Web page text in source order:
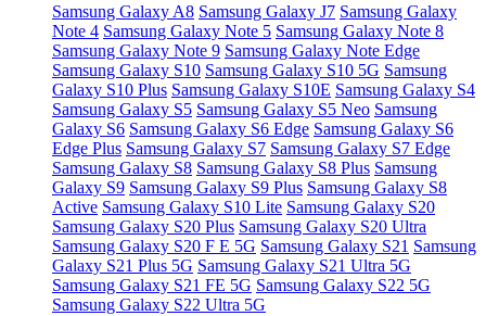
Samsung Galaxy A8 Samsung Galaxy J7 Samsung Galaxy
Note 4 Samsung Galaxy Note 5 Samsung Galaxy Note 8
Samsung Galaxy Note 9 Samsung Galaxy Note Edge
Samsung Galaxy S10 Samsung Galaxy S10 5G Samsung
Galaxy S10 Plus Samsung Galaxy S10E Samsung Galaxy S4
Samsung Galaxy S5 Samsung Galaxy S5 Neo Samsung
Galaxy S6 Samsung Galaxy S6 Edge Samsung Galaxy S6
Edge Plus Samsung Galaxy S7 Samsung Galaxy S7 Edge
Samsung Galaxy S8 Samsung Galaxy S8 Plus Samsung
Galaxy S9 Samsung Galaxy S9 Plus Samsung Galaxy S8
Active Samsung Galaxy S10 Lite Samsung Galaxy S20
Samsung Galaxy S20 Plus Samsung Galaxy S20 Ultra
Samsung Galaxy S20 F E 5G Samsung Galaxy S21 Samsung
Galaxy S21 Plus 5G Samsung Galaxy S21 Ultra 5G
Samsung Galaxy S21 FE 5G Samsung Galaxy S22 5G
Samsung Galaxy S22 Ultra 5G